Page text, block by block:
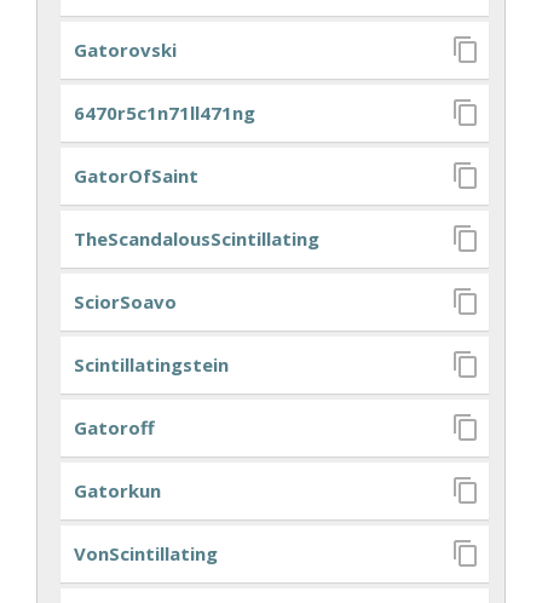
Gatorovski
6470r5c1n71ll471ng
GatorOfSaint
TheScandalousScintillating
SciorSoavo
Scintillatingstein
Gatoroff
Gatorkun
VonScintillating